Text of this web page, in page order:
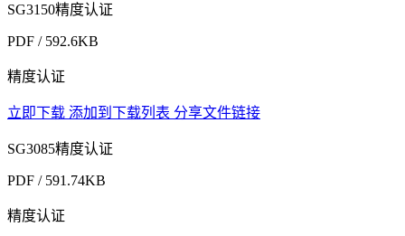
SG3150精度认证
PDF / 592.6KB
精度认证
立即下载 添加到下载列表 分享文件链接
SG3085精度认证
PDF / 591.74KB
精度认证